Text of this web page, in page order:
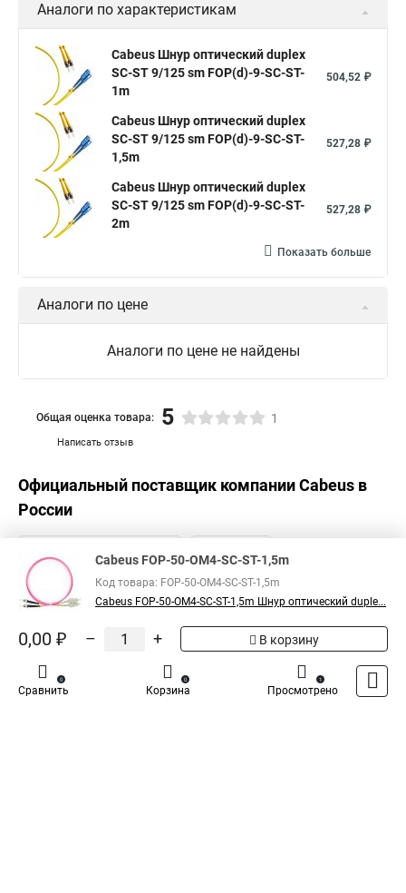
Аналоги по характеристикам
Cabeus Шнур оптический duplex
SC-ST 9/125 sm FOP(d)-9-SC-ST-
1m
504,52 ₽
Cabeus Шнур оптический duplex
SC-ST 9/125 sm FOP(d)-9-SC-ST-
1,5m
527,28 ₽
Cabeus Шнур оптический duplex
SC-ST 9/125 sm FOP(d)-9-SC-ST-
2m
527,28 ₽
Показать больше
Аналоги по цене
Аналоги по цене не найдены
Написать отзыв
Общая оценка товара: 5 1
Официальный поставщик компанииCabeus в
России
Cabeus FOP-50-OM4-SC-ST-1,5m
Код товара: FOP-50-OM4-SC-ST-1,5m
Cabeus FOP-50-OM4-SC-ST-1,5m Шнур оптический duple...
0,00 ₽ – + В корзину
Сравнить
0
Корзина
0
Просмотрено
1